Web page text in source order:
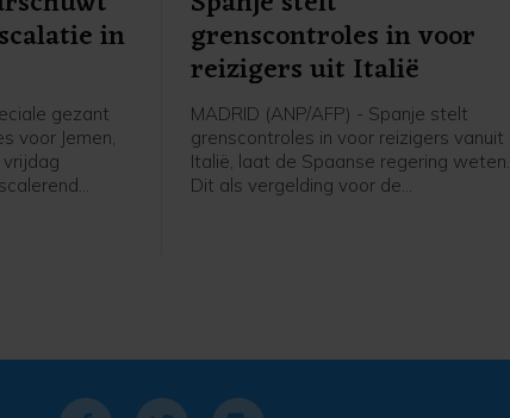
in
gezant
voor Jemen,
grenscontroles in voor
reizigers uit Italië
MADRID (ANP/AFP) - Spanje stelt
grenscontroles in voor reizigers vanuit
Italië, laat de Spaanse regering weten.
Dit als vergelding voor de
Binnenlandse Zaken in een verklaring.